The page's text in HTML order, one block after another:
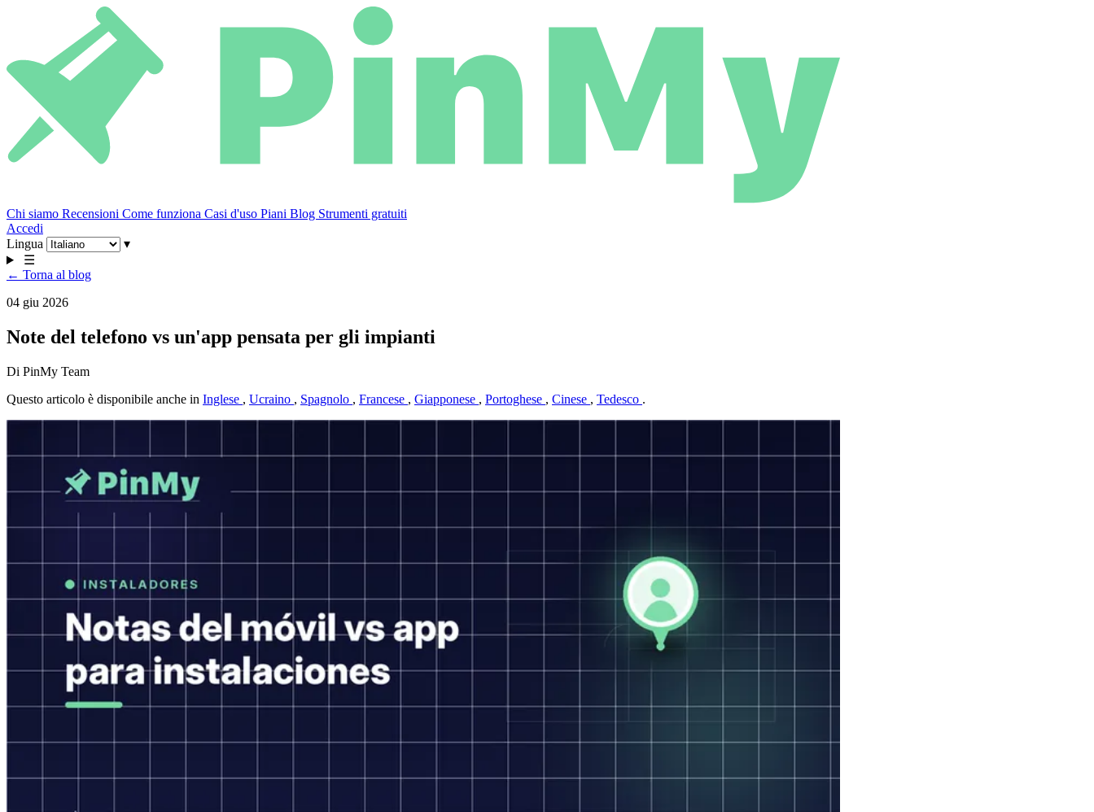
Chi siamo Recensioni Come funziona Casi d'uso Piani Blog Strumenti gratuiti
Accedi
Lingua
▾
☰
← Torna al blog
04 giu 2026
Note del telefono vs un'app pensata per gli impianti
Di PinMy Team
Questo articolo è disponibile anche in Inglese , Ucraino , Spagnolo , Francese , Giapponese , Portoghese , Cinese , Tedesco .